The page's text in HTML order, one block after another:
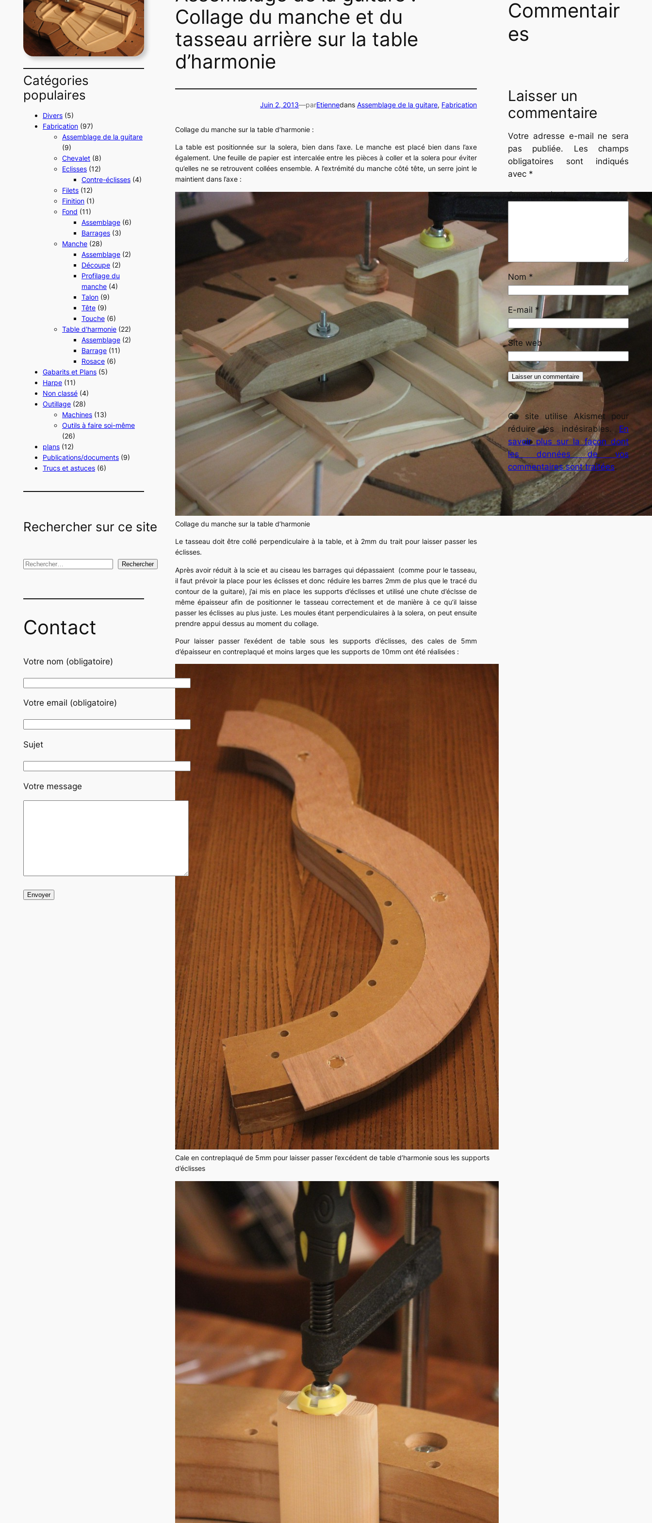
Catégories
populaires
Divers (5)
Fabrication (97)
Assemblage de la guitare
(9)
Chevalet (8)
Eclisses (12)
Contre-éclisses (4)
Filets (12)
Finition (1)
Fond (11)
Assemblage (6)
Barrages (3)
Manche (28)
Assemblage (2)
Découpe (2)
Profilage du
manche (4)
Talon (9)
Tête (9)
Touche (6)
Table d'harmonie (22)
Assemblage (2)
Barrage (11)
Rosace (6)
Gabarits et Plans (5)
Harpe (11)
Non classé (4)
Outillage (28)
Machines (13)
Outils à faire soi-même
(26)
plans (12)
Publications/documents (9)
Trucs et astuces (6)
Rechercher sur ce site
R
r
e
r
Rechercher
Contact
Votre nom (obligatoire)
Votre email (obligatoire)
Sujet
Votre message
Collage du manche et du
tasseau arrière sur la table
d’harmonie
Juin 2, 2013—parEtiennedansAssemblage de la guitare, Fabrication
Collage du manche sur la table d’harmonie :
La table est positionnée sur la solera, bien dans l’axe. Le manche est placé bien dans l’axe
également. Une feuille de papier est intercalée entre les pièces à coller et la solera pour éviter
qu’elles ne se retrouvent collées ensemble. A l’extrémité du manche côté tête, un serre joint le
maintient dans l’axe :
Collage du manche sur la table d’harmonie
Le tasseau doit être collé perpendiculaire à la table, et à 2mm du trait pour laisser passer les
éclisses.
Après avoir réduit à la scie et au ciseau les barrages qui dépassaient (comme pour le tasseau,
il faut prévoir la place pour les éclisses et donc réduire les barres 2mm de plus que le tracé du
contour de la guitare), j’ai mis en place les supports d’éclisses et utilisé une chute d’éclsse de
même épaisseur afin de positionner le tasseau correctement et de manière à ce qu’il laisse
passer les éclisses au plus juste. Les moules étant perpendiculaires à la solera, on peut ensuite
prendre appui dessus au moment du collage.
Pour laisser passer l’exédent de table sous les supports d’éclisses, des cales de 5mm
d’épaisseur en contreplaqué et moins larges que les supports de 10mm ont été réalisées :
Cale en contreplaqué de 5mm pour laisser passer l’excédent de table d’harmonie sous les supports
d’éclisses
Commentair
es
Laisser un
commentaire
Votre adresse e-mail ne sera
pas publiée.
Les champs
obligatoires sont indiqués
avec *
Commentaire*
Nom *
E-mail *
Site web
Ce site utilise Akismet pour
réduire les indésirables. En
savoir plus sur la façon dont
les données de vos
commentaires sont traitées.